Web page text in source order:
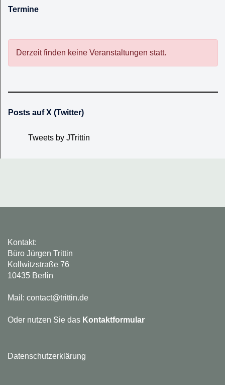
Termine
Derzeit finden keine Veranstaltungen statt.
Posts auf X (Twitter)
Tweets by JTrittin
Kontakt:
Büro Jürgen Trittin
Kollwitzstraße 76
10435 Berlin
Mail: contact@trittin.de
Oder nutzen Sie das Kontaktformular
Datenschutzerklärung